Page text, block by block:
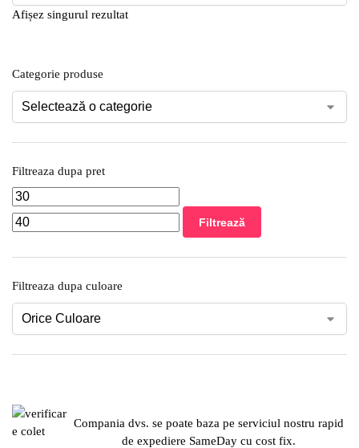
Afișez singurul rezultat
Categorie produse
Filtreaza dupa pret
Filtrează
Filtreaza dupa culoare
Compania dvs. se poate baza pe serviciul nostru rapid
de expediere SameDay cu cost fix.